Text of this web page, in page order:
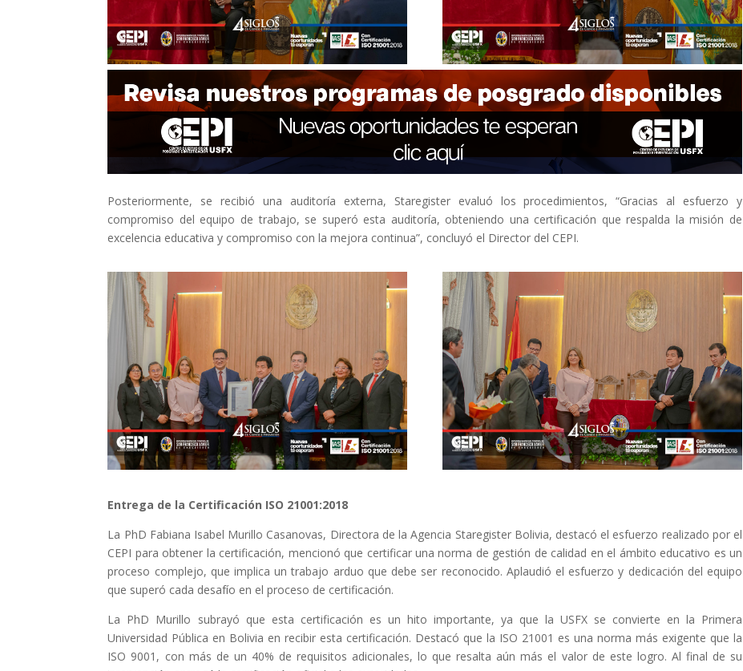
Posteriormente, se recibió una auditoría externa, Staregister evaluó los procedimientos, “Gracias al esfuerzo y
compromiso del equipo de trabajo, se superó esta auditoría, obteniendo una certificación que respalda la misión de
excelencia educativa y compromiso con la mejora continua”, concluyó el Director del CEPI.
Entrega de la Certificación ISO 21001:2018
La PhD Fabiana Isabel Murillo Casanovas, Directora de la Agencia Staregister Bolivia, destacó el esfuerzo realizado por el
CEPI para obtener la certificación, mencionó que certificar una norma de gestión de calidad en el ámbito educativo es un
proceso complejo, que implica un trabajo arduo que debe ser reconocido. Aplaudió el esfuerzo y dedicación del equipo
que superó cada desafío en el proceso de certificación.
La PhD Murillo subrayó que esta certificación es un hito importante, ya que la USFX se convierte en la Primera
Universidad Pública en Bolivia en recibir esta certificación. Destacó que la ISO 21001 es una norma más exigente que la
ISO 9001, con más de un 40% de requisitos adicionales, lo que resalta aún más el valor de este logro. Al final de su